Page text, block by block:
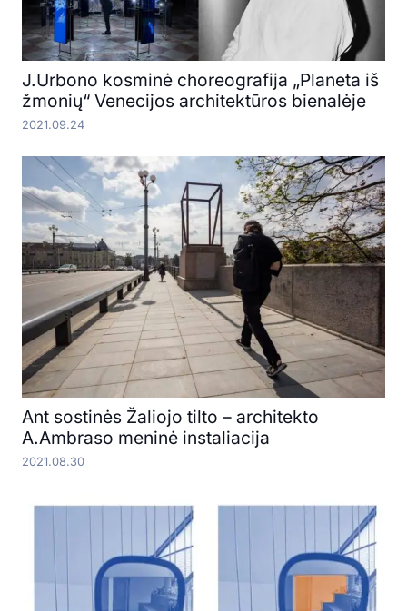
J.Urbono kosminė choreografija „Planeta iš
žmonių“ Venecijos architektūros bienalėje
2021.09.24
Ant sostinės Žaliojo tilto – architekto
A.Ambraso meninė instaliacija
2021.08.30